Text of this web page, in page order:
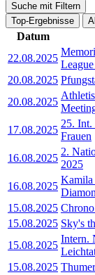
Suche mit Filtern
Top-Ergebnisse
Datum
22.08.2025
20.08.2025
20.08.2025
17.08.2025
25. Int.
Frauen
16.08.2025
2.
2025
16.08.2025
Kamila
15.08.2025
15.08.2025 Sky's
15.08.2025
Intern.
15.08.2025